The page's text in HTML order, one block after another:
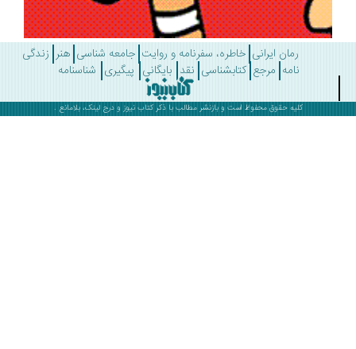
رمان ایرانی خاطره، سفرنامه و روایت جامعه شناسی هنر زندگی
مرجع کتابشناسی نقد بایگانی پیگیری شناسنامه
کلیه حقوق محفوظ است و بازنشر مطالب با ذکرکتاب نیوز و درج لینک، بلامانع .